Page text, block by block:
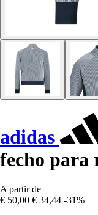
adidas
fecho para
A partir de
€ 50,00 € 34,44 -31%